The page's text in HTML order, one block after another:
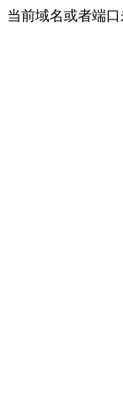
当前域名或者端